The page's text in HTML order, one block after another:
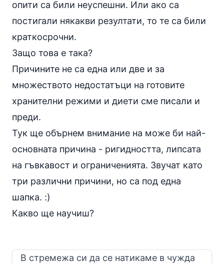
опити са били неуспешни. Или ако са
постигали някакви резултати, то те са били
краткосрочни.
Защо това е така?
Причините не са една или две и за
множеството недостатъци на готовите
хранителни режими и диети сме писали и
преди.
Тук ще обърнем внимание на може би най-
основната причина - ригидността, липсата
на гъвкавост и ограниченията. Звучат като
три различни причини, но са под една
шапка. :)
Какво ще научиш?
В стремежа си да се натикаме в чужда